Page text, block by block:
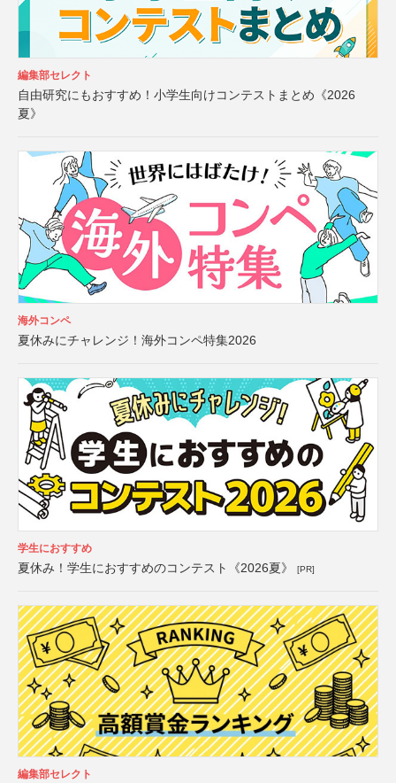
編集部セレクト
自由研究にもおすすめ！小学生向けコンテストまとめ《2026
夏》
海外コンペ
夏休みにチャレンジ！海外コンペ特集2026
学生におすすめ
夏休み！学生におすすめのコンテスト《2026夏》 [PR]
編集部セレクト